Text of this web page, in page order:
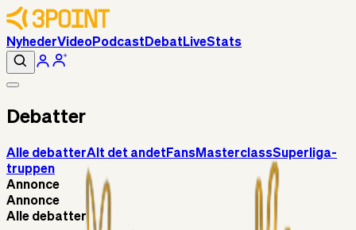
NyhederVideoPodcast Debat LiveStats
Debatter
Alle debatterAlt det andet FansMasterclassSuperliga-
truppen
Annonce
Annonce
Alle debatter